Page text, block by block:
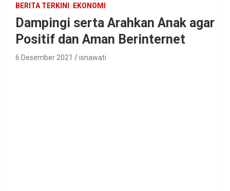
BERITA TERKINI EKONOMI
Dampingi serta Arahkan Anak agar
Positif dan Aman Berinternet
6 Desember 2021 isnawati